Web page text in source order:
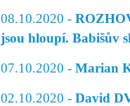
08.10.2020 -
jsou hloupí. Babišův
07.10.2020 - Marian
02.10.2020 - David